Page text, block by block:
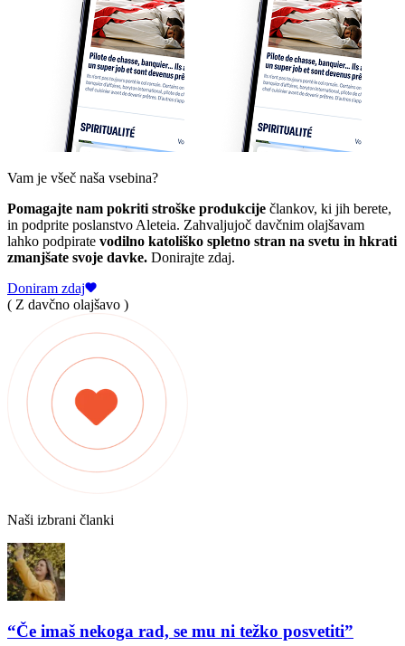
Vam je všeč naša vsebina?
Pomagajte nam pokriti stroške produkcije člankov, ki jih berete,
in podprite poslanstvo Aleteia. Zahvaljujoč davčnim olajšavam
lahko podpirate vodilno katoliško spletno stran na svetu in hkrati
zmanjšate svoje davke. Donirajte zdaj.
Doniram zdaj
( Z davčno olajšavo )
Naši izbrani članki
“Če imaš nekoga rad, se mu ni težko posvetiti”